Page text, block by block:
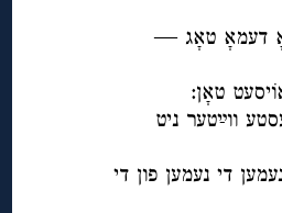
דעמאָ טאָג —
טאָן:
ווײַטער ניט
די נעמען פון די